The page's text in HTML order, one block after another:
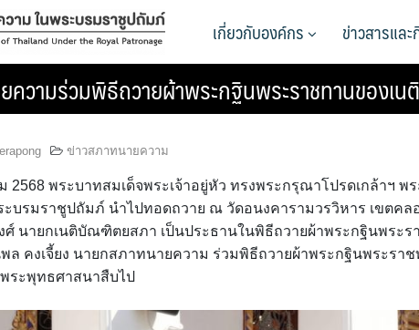
เกี่ยวกับองค์กร ข่าวสารแล
ความร่วมพิธีถวายผ้าพระกฐินพระราชทานของ
ข่าวสภาทนายความ
2568 พระบาทสมเด็จพระเจ้าอยู่หัว ทรงพระกรุณาโปรดเกล้าฯ พ
บรมราชูปถัมภ์ นำไปทอดถวาย ณ วัดอนงคารามวรวิหาร เขตคล
ศ์ นายกเนติบัณฑิตยสภา เป็นประธานในพิธีถวายผ้าพระกฐินพระร
ล คงเจี้ยง นายกสภาทนายความ ร่วมพิธีถวายผ้าพระกฐินพระรา
ระพุทธศาสนาสืบไป